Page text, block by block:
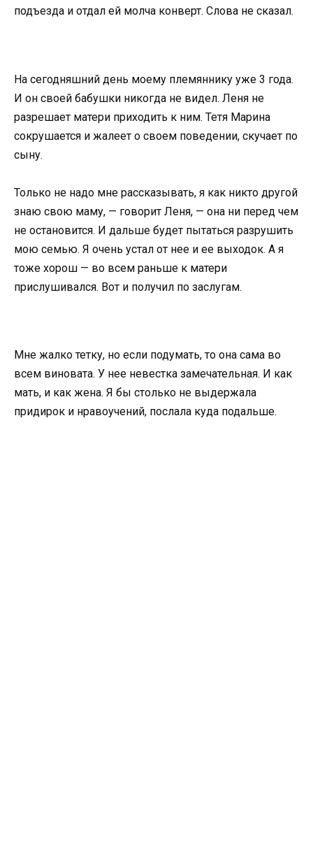
подъезда и отдал ей молча конверт. Слова не сказал.
На сегодняшний день моему племяннику уже 3 года.
И он своей бабушки никогда не видел. Леня не
разрешает матери приходить к ним. Тетя Марина
сокрушается и жалеет о своем поведении, скучает по
сыну.
Только не надо мне рассказывать, я как никто другой
знаю свою маму, — говорит Леня, — она ни перед чем
не остановится. И дальше будет пытаться разрушить
мою семью. Я очень устал от нее и ее выходок. А я
тоже хорош — во всем раньше к матери
прислушивался. Вот и получил по заслугам.
Мне жалко тетку, но если подумать, то она сама во
всем виновата. У нее невестка замечательная. И как
мать, и как жена. Я бы столько не выдержала
придирок и нравоучений, послала куда подальше.